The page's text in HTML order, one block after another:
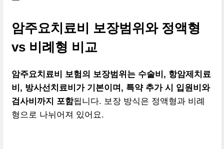
암주요치료비 보장범위와 정액형
vs 비례형 비교
암주요치료비 보험의 보장범위는 수술비, 항암제치료
비, 방사선치료비가 기본이며, 특약 추가 시 입원비와
검사비까지 포함됩니다. 보장 방식은 정액형과 비례
형으로 나뉘어져 있어요.